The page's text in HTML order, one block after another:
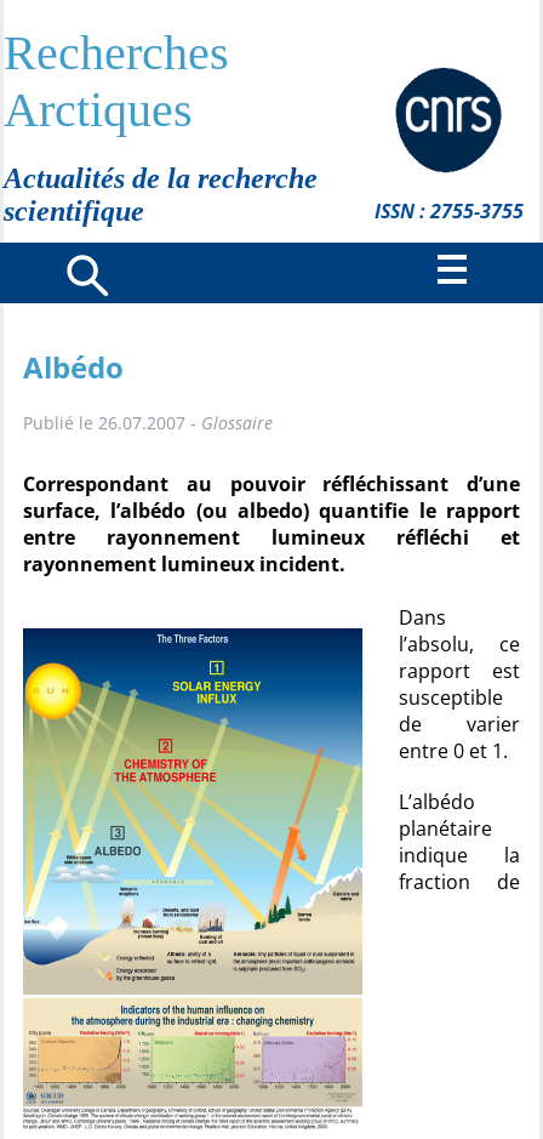
Recherches
Arctiques
Actualités de la recherche
scientifique
ISSN : 2755-3755
Albédo
Publié le 26.07.2007 - Glossaire
Correspondant au pouvoir réfléchissant d’une
surface, l’albédo (ou albedo) quantifie le rapport
entre rayonnement lumineux réfléchi et
rayonnement lumineux incident.
Dans
l’absolu, ce
rapport est
susceptible
de varier
entre 0 et 1.
L’albédo
planétaire
indique la
fraction de